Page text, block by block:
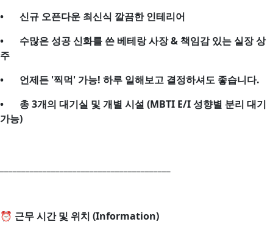
•
신규 오픈다운 최신식 깔끔한 인테리어
•
수많은 성공 신화를 쓴 베테랑 사장 & 책임감 있는 실장 상
주
•
언제든 '찍먹' 가능! 하루 일해보고 결정하셔도 좋습니다.
•
총 3개의 대기실 및 개별 시설 (MBTI E/I 성향별 분리 대기
가능)
⏰ 근무 시간 및 위치 (Information)